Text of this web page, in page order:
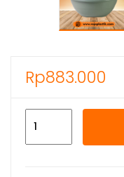
Rp883.000